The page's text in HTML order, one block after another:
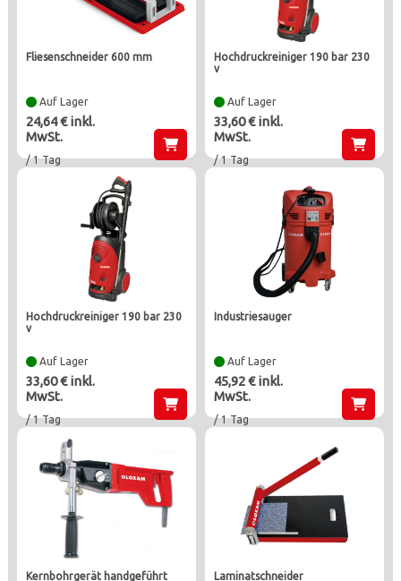
fliesenschneider 600 mm
Auf Lager
24,64 € inkl.
MwSt.
/ 1 Tag
hochdruckreiniger 190 bar 230
v
Auf Lager
33,60 € inkl.
MwSt.
/ 1 Tag
hochdruckreiniger 190 bar 230
v
Auf Lager
33,60 € inkl.
MwSt.
/ 1 Tag
industriesauger
Auf Lager
45,92 € inkl.
MwSt.
/ 1 Tag
kernbohrgerät handgeführt laminatschneider